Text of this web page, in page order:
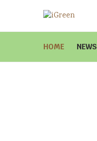
HOME NEWS